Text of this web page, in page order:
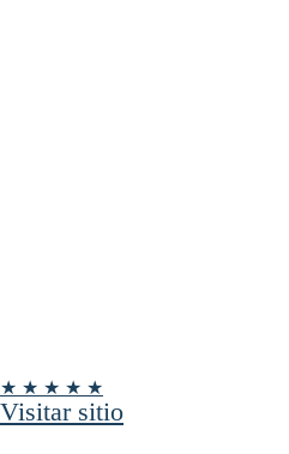
★ ★ ★ ★ ★
Visitar sitio